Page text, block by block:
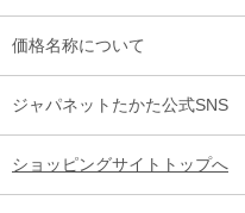
価格名称について
ジャパネットたかた公式SNS
ショッピングサイトトップへ